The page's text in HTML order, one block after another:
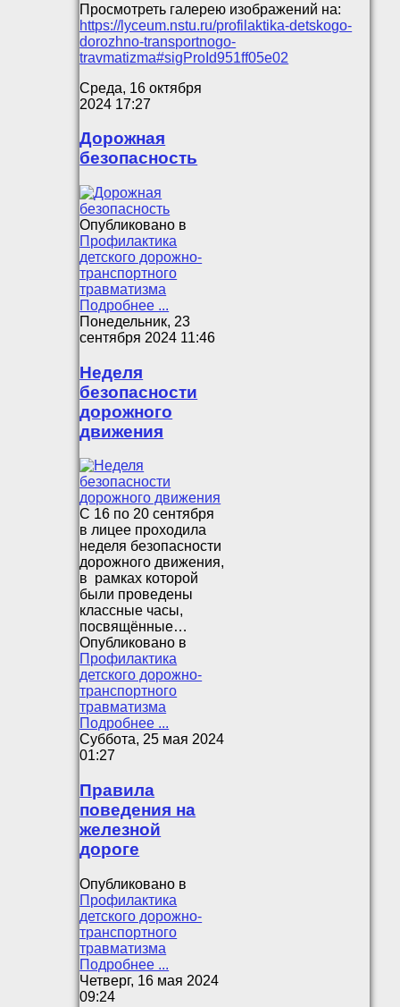
Просмотреть галерею изображений на:
https://lyceum.nstu.ru/profilaktika-detskogo-
dorozhno-transportnogo-
travmatizma#sigProId951ff05e02
Среда, 16 октября
2024 17:27
Дорожная
безопасность
Опубликовано в
Профилактика
детского дорожно-
транспортного
травматизма
Подробнее ...
Понедельник, 23
сентября 2024 11:46
Неделя
безопасности
дорожного
движения
С 16 по 20 сентября
в лицее проходила
неделя безопасности
дорожного движения,
в рамках которой
были проведены
классные часы,
посвящённые…
Опубликовано в
Профилактика
детского дорожно-
транспортного
травматизма
Подробнее ...
Суббота, 25 мая 2024
01:27
Правила
поведения на
железной
дороге
Опубликовано в
Профилактика
детского дорожно-
транспортного
травматизма
Подробнее ...
Четверг, 16 мая 2024
09:24